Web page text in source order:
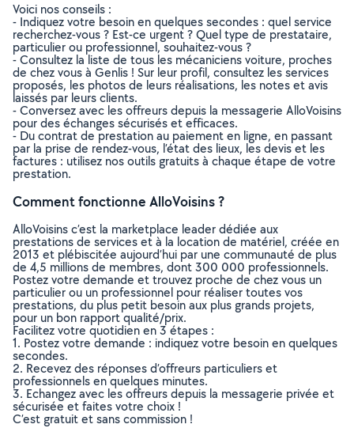
Voici nos conseils :
- Indiquez votre besoin en quelques secondes : quel service
recherchez-vous ? Est-ce urgent ? Quel type de prestataire,
particulier ou professionnel, souhaitez-vous ?
- Consultez la liste de tous les mécaniciens voiture, proches
de chez vous à Genlis ! Sur leur profil, consultez les services
proposés, les photos de leurs réalisations, les notes et avis
laissés par leurs clients.
- Conversez avec les offreurs depuis la messagerie AlloVoisins
pour des échanges sécurisés et efficaces.
- Du contrat de prestation au paiement en ligne, en passant
par la prise de rendez-vous, l’état des lieux, les devis et les
factures : utilisez nos outils gratuits à chaque étape de votre
prestation.
Comment fonctionne AlloVoisins ?
AlloVoisins c’est la marketplace leader dédiée aux
prestations de services et à la location de matériel, créée en
2013 et plébiscitée aujourd’hui par une communauté de plus
de 4,5 millions de membres, dont 300 000 professionnels.
Postez votre demande et trouvez proche de chez vous un
particulier ou un professionnel pour réaliser toutes vos
prestations, du plus petit besoin aux plus grands projets,
pour un bon rapport qualité/prix.
Facilitez votre quotidien en 3 étapes :
1. Postez votre demande : indiquez votre besoin en quelques
secondes.
2. Recevez des réponses d’offreurs particuliers et
professionnels en quelques minutes.
3. Echangez avec les offreurs depuis la messagerie privée et
sécurisée et faites votre choix !
C’est gratuit et sans commission !